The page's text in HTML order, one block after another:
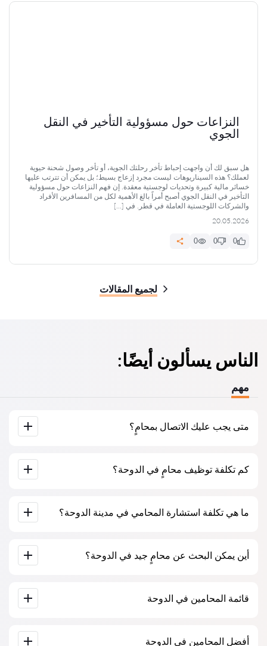
النزاعات حول مسؤولية التأخير في النقل
الجوي
هل سبق لك أن واجهت إحباط تأخر رحلتك الجوية، أو تأخر وصول شحنة حيوية
لعملك؟ هذه السيناريوهات ليست مجرد إزعاج بسيط؛ بل يمكن أن تترتب عليها
خسائر مالية كبيرة وتحديات لوجستية معقدة. إن فهم النزاعات حول مسؤولية
التأخير في النقل الجوي أصبح أمراً بالغ الأهمية لكل من المسافرين الأفراد
والشركات اللوجستية العاملة في قطر. في […]
20.05.2026
0
0
0
لجميع المقالات
الناس يسألون أيضًا:
مهم
متى يجب عليك الاتصال بمحامٍ؟
عندما يجب عليك الاتصال بمحامٍ؟ يتخذ الناس قرار زيارة المحامي
عندما يواجهون صعوبات كبيرة. غالبًا ما يُطلب المساعدة المهنية
للمحامي في الدوحة عندما تكون القضية قد ذهبت بالفعل إلى
نوصي بعدم التأخير في الاتصال وحل المشكلة في “المهد”.
كم تكلفة توظيف محامٍ في الدوحة؟
يتم تحديد أسعار خدمات المحامين حسب حجم العمل ومدى تعقيد
القضية. تبدأ خدمات المحامين بمتوسط ​​500 ريال قطري. اختيار
المرشحين على أساس التقييمات والآراء. كثير منهم لديهم أمثلة
ما هي تكلفة استشارة المحامي في مدينة الدوحة؟
تبدأ استشارة المحامين في الدوحة من 500 ريال قطري وأكثر (قد
تختلف الأسعار حسب تعقيد المسألة وشكل الرد).
أين يمكن البحث عن محامٍ جيد في الدوحة؟
يمكن القيام بذلك على موقع البحث عن المحامين القطري Jur-
qa.com مجانًا تمامًا. من المهم معرفة أن البحث السهل والتواصل
مع المتخصص متاحان مجانًا، ولكن الاستشارة والخدمات التي
قائمة المحامين في الدوحة
قاعدة بيانات كاملة للمحامين في الدوحة على شكل قائمة، خصيصًا
لكم. سيرة ذاتية كاملة للمحامين مع أرقام هواتفهم.
أفضل المحامين في الدوحة